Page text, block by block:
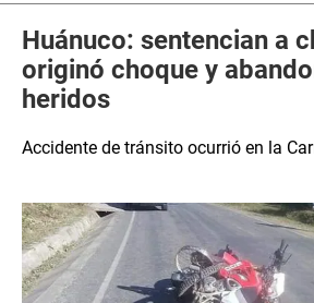
Huánuco: sentencian a
originó choque y
heridos
Accidente de tránsito ocurrió en la